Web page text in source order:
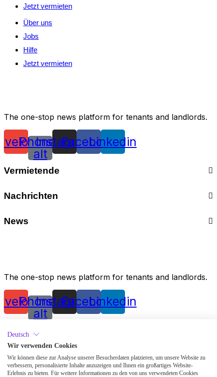
Jetzt vermieten
Über uns
Jobs
Hilfe
Jetzt vermieten
The one-stop news platform for tenants and landlords.
Phone-
alt
Instagram
Facebook
Linkedin
Vermietende
Academy
Ausstattung
Unterkünfte für Geflüchtete
Nachrichten
Unterkünfte für Geflüchtete
Vermieten mit Wunderflats
Mietpreisrechner
Ausstattung
Finanzen
Perfektes Inserat
News
Perfektes Inserat
Rechtliches
Unterkünfte für Geflüchtete
Vermieten mit Wunderflats
Mietpreisrechner
Academy
Ausstattung
The one-stop news platform for tenants and landlords.
Phone-
alt
Instagram
Facebook
Linkedin
Datenschutzerklärung
Impressum
Deutsch
Wir verwenden Cookies
Wir können diese zur Analyse unserer Besucherdaten platzieren, um unsere Website zu
verbessern, personalisierte Inhalte anzuzeigen und Ihnen ein großartiges Website-
Erlebnis zu bieten. Für weitere Informationen zu den von uns verwendeten Cookies